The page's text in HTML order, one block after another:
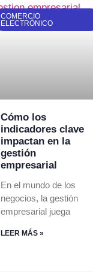
COMERCIO
ELECTRÓNICO
Cómo los
indicadores clave
impactan en la
gestión
empresarial
En el mundo de los
negocios, la gestión
empresarial juega
LEER MÁS »